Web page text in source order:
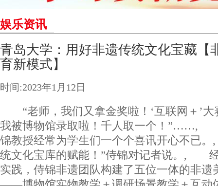
娱乐资讯
青岛大学：用好非遗传统文化宝藏【
育新模式】
时间:2023年1月12日
“老师，我们又拿金奖啦！‘互联网＋’
我被博物馆录取啦！千人取一个！”……,
锦教授经常为学生们一个个喜讯开心不已
统文化宝库的赋能！”侍锦对记者说。,
实践，侍锦非遗团队构建了五位一体的非遗